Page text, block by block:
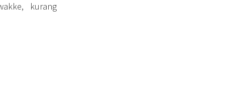
kurang